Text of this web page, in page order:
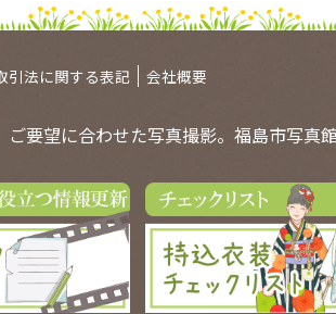
引法に関する表記 会社概要
要望に合わせた写真撮影。福島市写真